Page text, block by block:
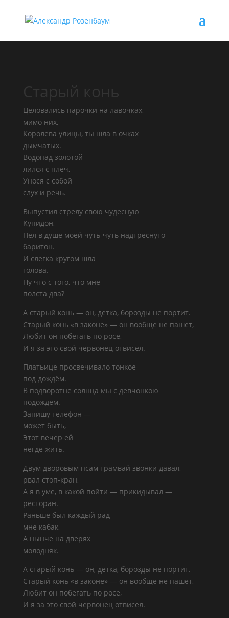
Старый конь
Целовались парочки на лавочках,
мимо них,
Королева улицы, ты шла в очках
дымчатых.
Водопад золотой
лился с плеч,
Унося с собой
слух и речь.
Выпустил стрелу свою чудесную
Купидон,
Пел в душе моей чуть-чуть надтреснуто
баритон.
И слегка кругом шла
голова.
Ну что с того, что мне
полста два?
А старый конь — он, детка, борозды не портит.
Старый конь «в законе» — он вообще не пашет,
Любит он побегать по росе,
И я за это свой червонец отвисел.
Платьице просвечивало тонкое
под дождём.
В подворотне солнца мы с девчонкою
подождём.
Запишу телефон —
может быть,
Этот вечер ей
негде жить.
Двум дворовым псам трамвай звонки давал,
рвал стоп-кран,
А я в уме, в какой пойти — прикидывал —
ресторан.
Раньше был каждый рад
мне кабак,
А нынче на дверях
молодняк.
А старый конь — он, детка, борозды не портит.
Старый конь «в законе» — он вообще не пашет,
Любит он побегать по росе,
И я за это свой червонец отвисел.